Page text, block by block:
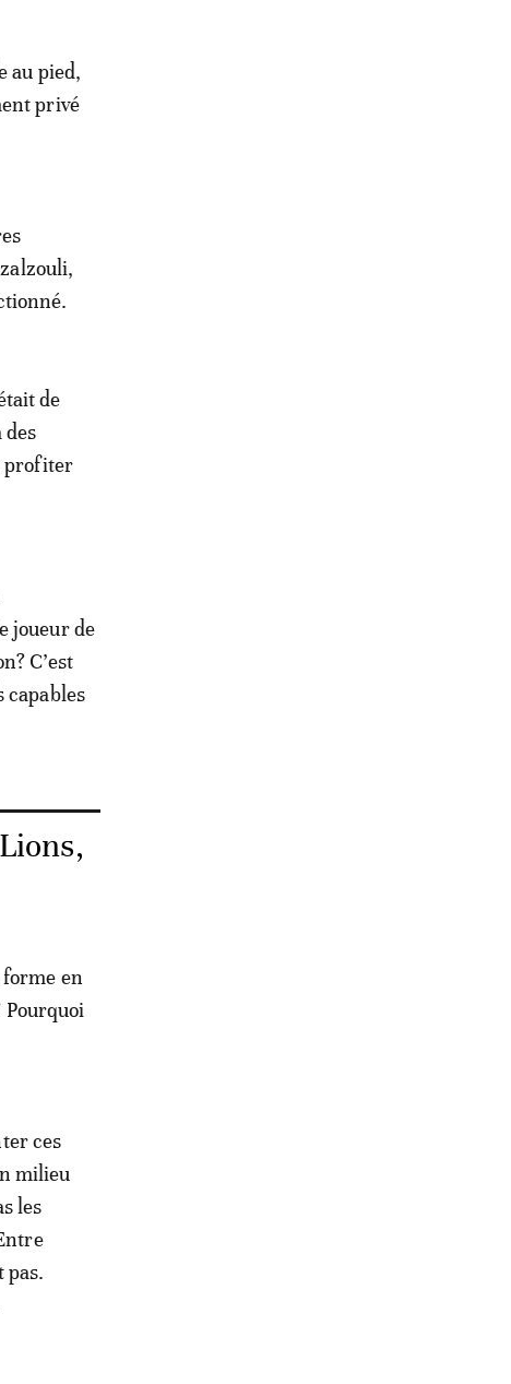
au pied,
privé
de
des
profiter
joueur de
C’est
capables
en
Pourquoi
ces
milieu
les
pas.